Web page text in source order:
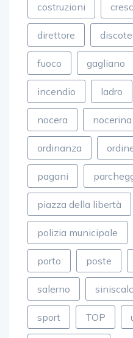
costruzioni
direttore
fuoco gagliano
incendio ladro
nocera nocerina
ordinanza
pagani
piazza della libertà
polizia municipale
porto poste
salerno
sport TOP